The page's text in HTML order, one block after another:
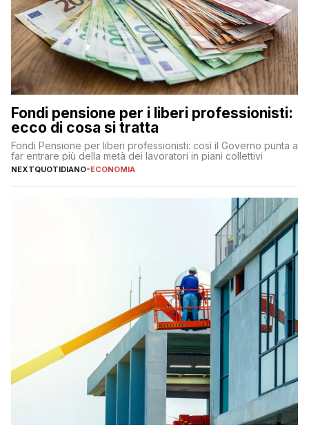
Fondi pensione per i liberi professionisti:
ecco di cosa si tratta
Fondi Pensione per liberi professionisti: così il Governo punta a
far entrare più della metà dei lavoratori in piani collettivi
NEXTQUOTIDIANO-ECONOMIA